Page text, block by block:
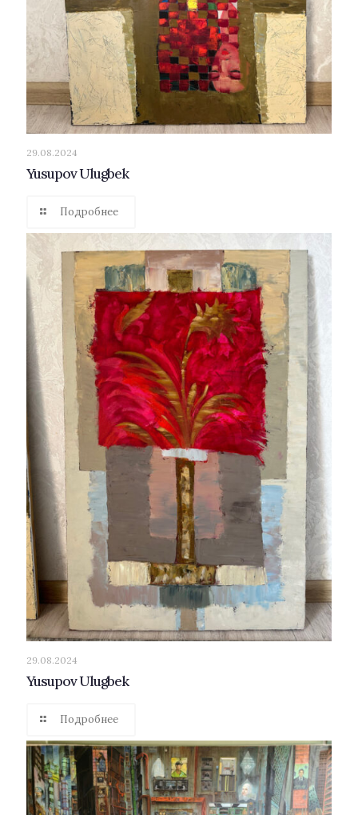
29.08.2024
Yusupov Ulugbek
Подробнее
29.08.2024
Yusupov Ulugbek
Подробнее